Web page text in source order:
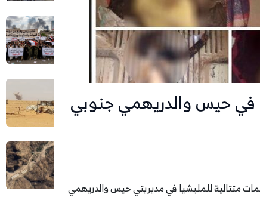
حيس والدريهمي جنوبي
إثر سحق هجمات متتالية للمليشيا في مديريتي حيس والدريهمي